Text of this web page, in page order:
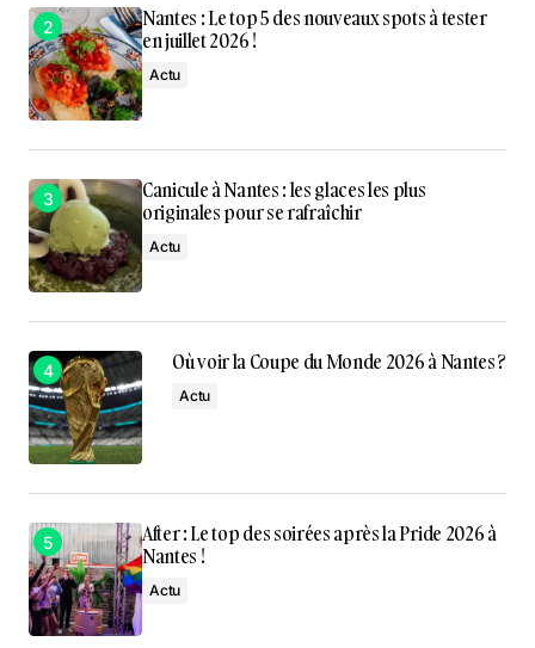
Nantes : Le top 5 des nouveaux spots à tester
en juillet 2026 !
Actu
Canicule à Nantes : les glaces les plus
originales pour se rafraîchir
Actu
Où voir la Coupe du Monde 2026 à Nantes ?
Actu
After : Le top des soirées après la Pride 2026 à
Nantes !
Actu